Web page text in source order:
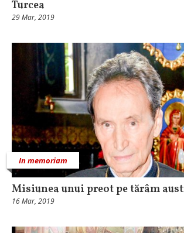
Turcea
29 Mar, 2019
In memoriam
Misiunea unui preot pe tărâm
16 Mar, 2019